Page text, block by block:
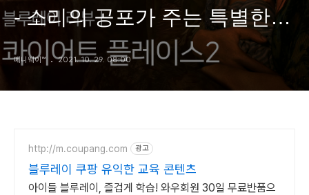
- 소리의 공포가 주는 특별한
경험, 그 두번째 이야기
페니웨이™ 2021. 10. 29. 08:00
http://m.coupang.com 광고
블루레이 쿠팡 유익한 교육 콘텐츠
아이들 블루레이, 즐겁게 학습! 와우회원 30일 무료반품으